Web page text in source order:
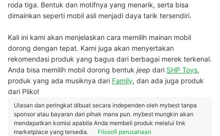
roda tiga. Bentuk dan motifnya yang menarik, serta bisa
dimainkan seperti mobil asli menjadi daya tarik tersendiri.
Kali ini kami akan menjelaskan cara memilih mainan mobil
dorong dengan tepat. Kami juga akan menyertakan
rekomendasi produk yang bagus dari berbagai merek terkenal.
Anda bisa memilih mobil dorong bentuk jeep dari SHP Toys,
produk yang ada musiknya dari Family, dan ada juga produk
dari Pliko!
Ulasan dan peringkat dibuat secara independen oleh mybest tanpa
sponsor atau bayaran dari pihak mana pun. mybest mungkin akan
mendapatkan komisi apabila Anda membeli produk melalui link
marketplace yang tersedia.
Filosofi perusahaan